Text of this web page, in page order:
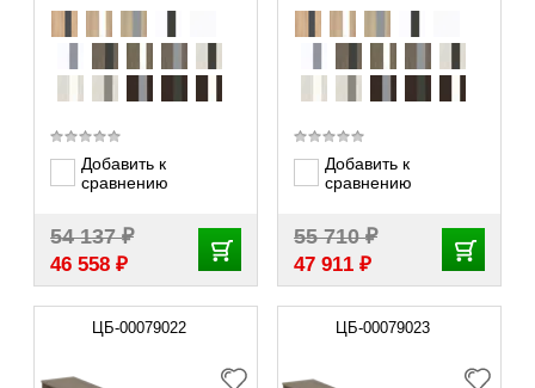
Добавить к
сравнению
54 137₽
46 558 ₽
Добавить к
сравнению
55 710₽
47 911 ₽
ЦБ-00079022 ЦБ-00079023